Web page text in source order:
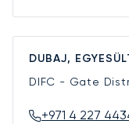
DUBAJ,
DIFC - Gate
+971 4 227